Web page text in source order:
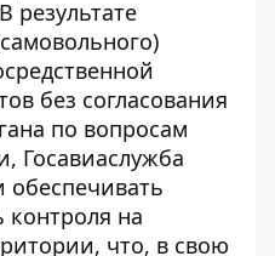
результате
без согласования
по вопросам
Госавиаслужба
на
что, в свою